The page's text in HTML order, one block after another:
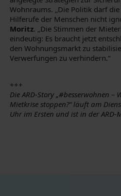
Wohnraums. „Die Politik darf
Hilferufe der Menschen nicht
Moritz. „Die Stimmen der
eindeutig: Es braucht jetzt
den Wohnungsmarkt zu
Verwerfungen zu verhindern.“
+++
Die ARD-Story „#besserwohnen –
Mietkrise stoppen?“ läuft am
Uhr im Ersten und ist in der